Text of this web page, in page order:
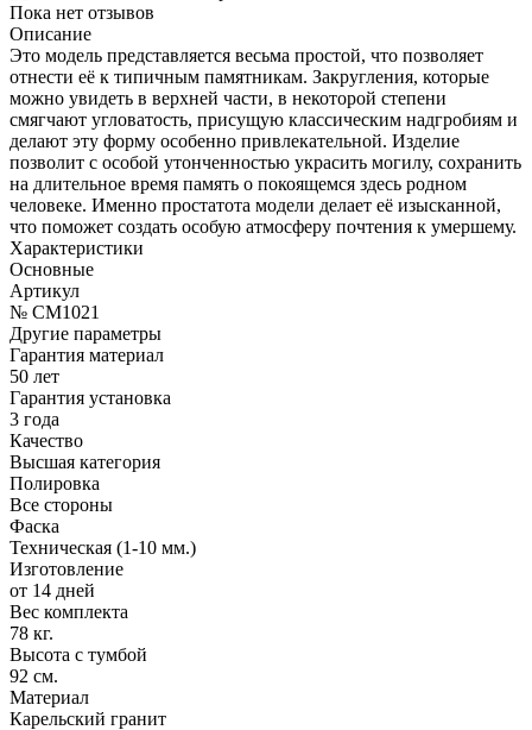
Пока нет отзывов
Описание
Это модель представляется весьма простой, что позволяет
отнести её к типичным памятникам. Закругления, которые
можно увидеть в верхней части, в некоторой степени
смягчают угловатость, присущую классическим надгробиям и
делают эту форму особенно привлекательной. Изделие
позволит с особой утонченностью украсить могилу, сохранить
на длительное время память о покоящемся здесь родном
человеке. Именно простатота модели делает её изысканной,
что поможет создать особую атмосферу почтения к умершему.
Характеристики
Основные
Артикул
№ CM1021
Другие параметры
Гарантия материал
50 лет
Гарантия установка
3 года
Качество
Высшая категория
Полировка
Все стороны
Фаска
Техническая (1-10 мм.)
Изготовление
от 14 дней
Вес комплекта
78 кг.
Высота с тумбой
92 см.
Материал
Карельский гранит